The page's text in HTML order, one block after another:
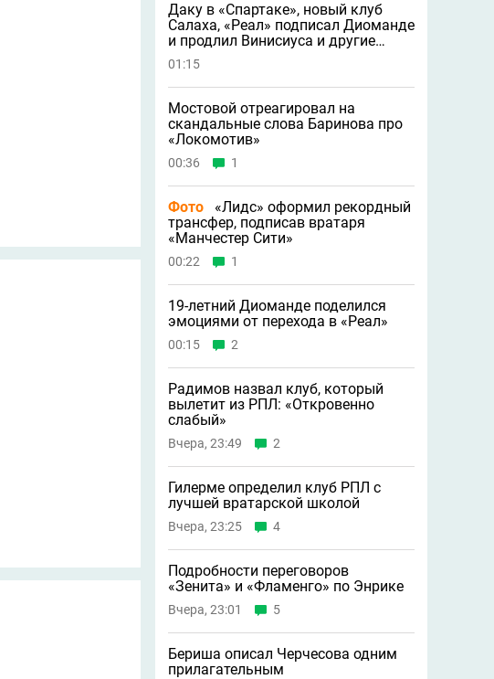
Даку в «Спартаке», новый клуб
Салаха, «Реал» подписал Диоманде
и продлил Винисиуса и другие
новости
01:15
Мостовой отреагировал на
скандальные слова Баринова про
«Локомотив»
00:36 1
Фото
«Лидс» оформил рекордный
трансфер, подписав вратаря
«Манчестер Сити»
00:22 1
19-летний Диоманде поделился
эмоциями от перехода в «Реал»
00:15 2
Радимов назвал клуб, который
вылетит из РПЛ: «Откровенно
слабый»
Вчера, 23:49 2
Гилерме определил клуб РПЛ с
лучшей вратарской школой
Вчера, 23:25 4
Подробности переговоров
«Зенита» и «Фламенго» по Энрике
Вчера, 23:01 5
Бериша описал Черчесова одним
прилагательным